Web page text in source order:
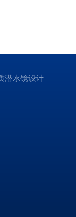
潜水镜设计